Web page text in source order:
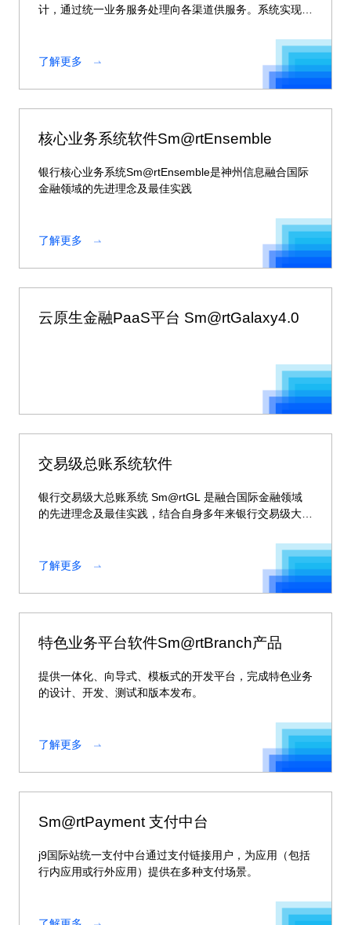
计，通过统一业务服务处理向各渠道供服务。系统实现了
了解更多
核心业务系统软件Sm@rtEnsemble
银行核心业务系统Sm@rtEnsemble是神州信息融合国际
金融领域的先进理念及最佳实践
了解更多
云原生金融PaaS平台 Sm@rtGalaxy4.0
交易级总账系统软件
银行交易级大总账系统 Sm@rtGL 是融合国际金融领域
的先进理念及最佳实践，结合自身多年来银行交易级大总
合的趋势，基于公司分布式技术平台而研发的全新一代大
总账系统。
了解更多
特色业务平台软件Sm@rtBranch产品
提供一体化、向导式、模板式的开发平台，完成特色业务
的设计、开发、测试和版本发布。
了解更多
Sm@rtPayment 支付中台
j9国际站统一支付中台通过支付链接用户，为应用（包括
行内应用或行外应用）提供在多种支付场景。